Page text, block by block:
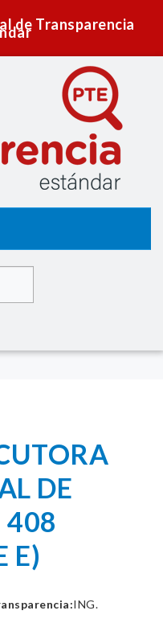
de Transparencia
DE
408
E)
ING.